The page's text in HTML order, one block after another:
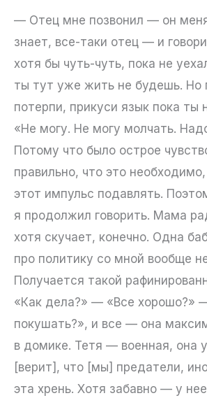
— Отец мне позвонил — он
знает, все-таки отец — и
хотя бы чуть-чуть, пока не
ты тут уже жить не будешь. Но
потерпи, прикуси язык пока ты
«Не могу. Не могу молчать.
Потому что было острое
правильно, что это
этот импульс подавлять.
я продолжил говорить. Мама
хотя скучает, конечно. Одна
про политику со мной вообще
Получается такой
«Как дела?» — «Все хорошо?»
покушать?», и все — она
в домике. Тетя — военная, она
[верит], что [мы] предатели,
эта хрень. Хотя забавно — у